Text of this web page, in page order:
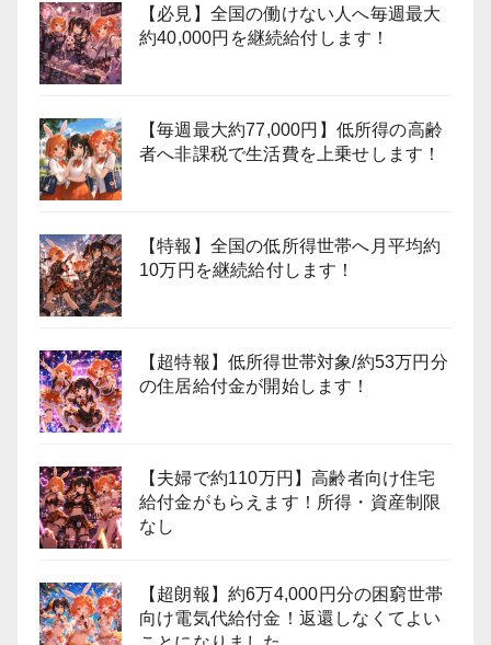
【必見】全国の働けない人へ毎週最大
約40,000円を継続給付します！
【毎週最大約77,000円】低所得の高齢
者へ非課税で生活費を上乗せします！
【特報】全国の低所得世帯へ月平均約
10万円を継続給付します！
【超特報】低所得世帯対象/約53万円分
の住居給付金が開始します！
【夫婦で約110万円】高齢者向け住宅
給付金がもらえます！所得・資産制限
なし
【超朗報】約6万4,000円分の困窮世帯
向け電気代給付金！返還しなくてよい